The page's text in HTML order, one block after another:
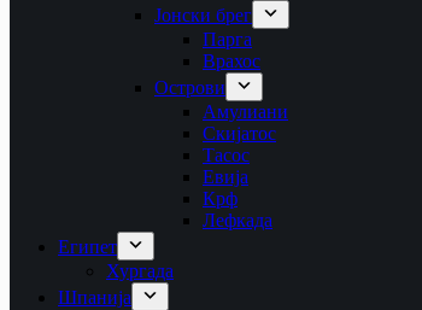
Јонски брег
Парга
Врахос
Острови
Амулиани
Скијатос
Тасос
Евија
Крф
Лефкада
Египет
Хургада
Шпанија